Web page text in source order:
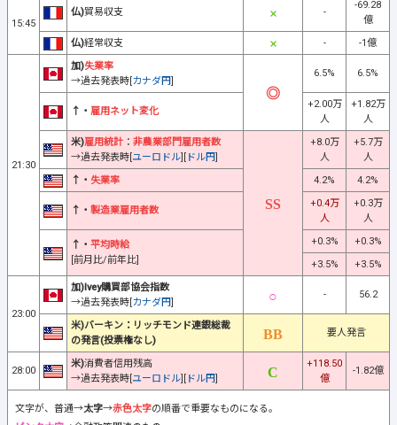
15:45
仏)貿易収支 -
-69.28
億
仏)経常収支 - -1億
21:30
加)失業率
→過去発表時[カナダ円]
6.5% 6.5%
↑・ 雇用ネット変化
+2.00万
人
+1.82万
人
米)雇用統計 ： 非農業部門雇用者数
→過去発表時[ユーロドル][ ドル円]
+8.0万
人
+5.7万
人
↑・ 失業率 4.2% 4.2%
↑・ 製造業雇用者数
+0.4万
人
+0.3万
人
↑・ 平均時給
[前月比/前年比]
+0.3%
+0.3%
+3.5%
+3.5%
23:00
加)Ivey購買部協会指数
→過去発表時[カナダ円]
- 56.2
米)バーキン：リッチモンド連銀総裁
の発言(投票権なし)
要人発言
28:00
米)消費者信用残高
→過去発表時[ユーロドル][ ドル円]
+118.50
億
-1.82億
文字が、普通→太字→赤色太字の順番で重要なものになる。